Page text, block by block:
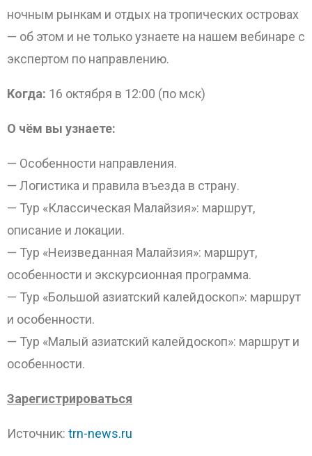
ночным рынкам и отдых на тропических островах
— об этом и не только узнаете на нашем вебинаре с
экспертом по направлению.
Когда: 16 октября в 12:00 (по мск)
О чём вы узнаете:
— Особенности направления.
— Логистика и правила въезда в страну.
— Тур «Классическая Малайзия»: маршрут,
описание и локации.
— Тур «Неизведанная Малайзия»: маршрут,
особенности и экскурсионная программа.
— Тур «Большой азиатский калейдоскоп»: маршрут
и особенности.
— Тур «Малый азиатский калейдоскоп»: маршрут и
особенности.
Зарегистрироваться
Источник: trn-news.ru